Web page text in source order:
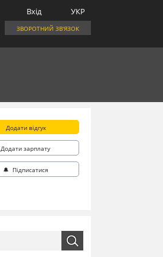
УКР
Вхід
ЗВОРОТНИЙ ЗВ'ЯЗОК
Додати відгук
Додати зарплату
🔔 Підписатися